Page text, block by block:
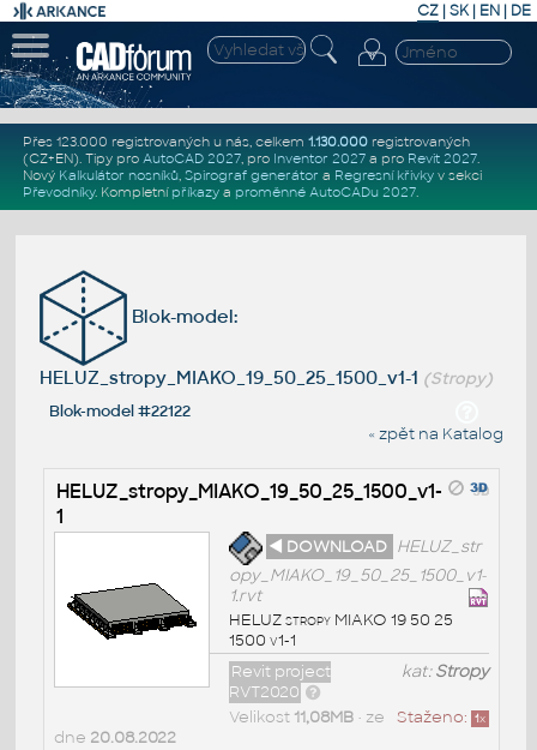
CZ | SK| EN | DE
Přes 123.000 registrovaných u nás, celkem 1.130.000registrovaných
(CZ+EN). Tipy pro AutoCAD 2027, pro Inventor 2027a pro Revit 2027.
Nový Kalkulátor nosníků, Spirograf generátor a Regresní křivkyv sekci
Převodníky. Kompletní příkazya proměnné AutoCADu 2027.
Blok-model:
HELUZ_stropy_MIAKO_19_50_25_1500_v1-1 (Stropy)
Blok-model #22122
« zpět na Katalog
HELUZ_stropy_MIAKO_19_50_25_1500_v1-
1
◄ DOWNLOAD HELUZ_str
opy_MIAKO_19_50_25_1500_v1-
1.rvt
HELUZ stropy MIAKO 19 50 25
1500 v1-1
kat:Stropy
Revit project
RVT2020
Staženo: 1x
Velikost 11,08MB• ze
dne 20.08.2022